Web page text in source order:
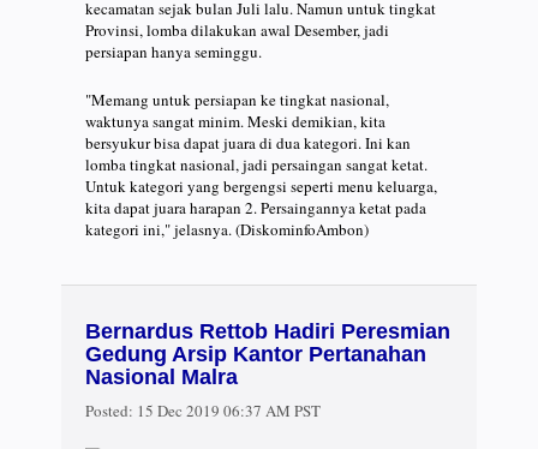
kecamatan sejak bulan Juli lalu. Namun untuk tingkat
Provinsi, lomba dilakukan awal Desember, jadi
persiapan hanya seminggu.
"Memang untuk persiapan ke tingkat nasional,
waktunya sangat minim. Meski demikian, kita
bersyukur bisa dapat juara di dua kategori. Ini kan
lomba tingkat nasional, jadi persaingan sangat ketat.
Untuk kategori yang bergengsi seperti menu keluarga,
kita dapat juara harapan 2. Persaingannya ketat pada
kategori ini," jelasnya. (DiskominfoAmbon)
Bernardus Rettob Hadiri Peresmian
Gedung Arsip Kantor Pertanahan
Nasional Malra
Posted: 15 Dec 2019 06:37 AM PST